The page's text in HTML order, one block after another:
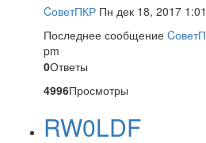
CоветПКР Пн дек 18, 2017
Последнее сообщение
pm
0Ответы
4996Просмотры
RW0LDF